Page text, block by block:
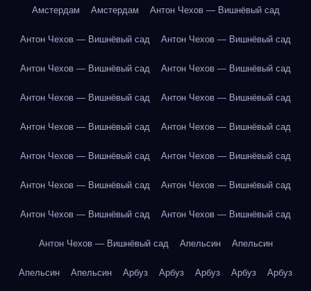
Амстердам Амстердам Антон Чехов — Вишнёвый сад
Антон Чехов — Вишнёвый сад Антон Чехов — Вишнёвый сад
Антон Чехов — Вишнёвый сад Антон Чехов — Вишнёвый сад
Антон Чехов — Вишнёвый сад Антон Чехов — Вишнёвый сад
Антон Чехов — Вишнёвый сад Антон Чехов — Вишнёвый сад
Антон Чехов — Вишнёвый сад Антон Чехов — Вишнёвый сад
Антон Чехов — Вишнёвый сад Антон Чехов — Вишнёвый сад
Антон Чехов — Вишнёвый сад Антон Чехов — Вишнёвый сад
Антон Чехов — Вишнёвый сад Апельсин Апельсин
Апельсин Апельсин Арбуз Арбуз Арбуз Арбуз Арбуз